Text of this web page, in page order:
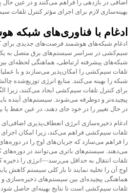
اضافی در بازدهی را فراهم می‌کنند و در عین
بهینه‌سازی لازم برای اجرای مؤثر کنترل تلفات
ادغام با فناوری‌های شبکه
ادغام شبکه‌های هوشمند فرصت‌های جدیدی برای
سیم‌کشی در سراسر سیستم‌های برق متصل به
شبکه‌های پیشرفته ارتباطی، هماهنگی لحظه‌ای
تلفات سیم‌کشی را امکان‌پذیر می‌سازند و با
شبکه را بهینه می‌کنند. منابع انرژی توزیع‌شده
برای کنترل تلفات سیم‌کشی ایجاد می‌کنند، زیرا
پیچیده‌تر و دوطرفه می‌شوند. سیستم‌های آینده
در حال تغییر را در خود جای دهند، در عین حفظ یا
ادغام ذخیره‌سازی انرژی انعطاف‌پذیری اضافی‌ای
تلفات سیم‌کشی فراهم می‌کند، زیرا امکان اجرای
را فراهم می‌سازد که جریان‌های اوج را در
می‌دهند. سیستم‌های باتری می‌توانند در
تلفات انتقال به حداقل می‌رسد—انرژی را
اوج آن را تخلیه نمایند تا بار کلی سیستم کاهش
هماهنگی پیچیده‌ای بین سیستم‌های ذخیره‌سازی و
تلفات سیم‌کشی است تا نتایج بهینه‌ای حاصل